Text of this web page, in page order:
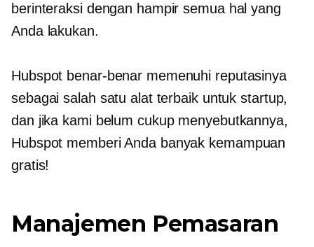
berinteraksi dengan hampir semua hal yang
Anda lakukan.
Hubspot benar-benar memenuhi reputasinya
sebagai salah satu alat terbaik untuk startup,
dan jika kami belum cukup menyebutkannya,
Hubspot memberi Anda banyak kemampuan
gratis!
Manajemen Pemasaran